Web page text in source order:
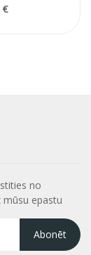
€
no
epastu
Abonēt